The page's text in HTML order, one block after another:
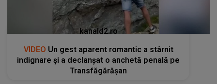
kanald2.ro
VIDEO Un gest aparent romantic a stârnit
indignare și a declanșat o anchetă penală pe
Transfăgărășan